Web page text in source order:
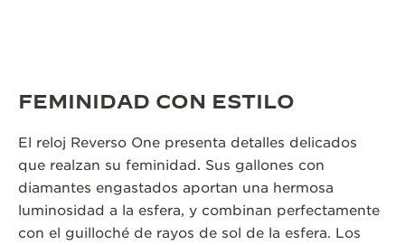
FEMINIDAD CON ESTILO
El reloj Reverso One presenta detalles delicados
que realzan su feminidad. Sus gallones con
diamantes engastados aportan una hermosa
luminosidad a la esfera, y combinan perfectamente
con el guilloché de rayos de sol de la esfera. Los